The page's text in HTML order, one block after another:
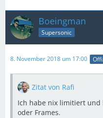
Boeingman
Supersonic
8. November 2018 um 17:00
Zitat von Rafi
Ich habe nix limitiert und
oder Frames.